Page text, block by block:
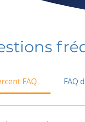
FAQ FAQ